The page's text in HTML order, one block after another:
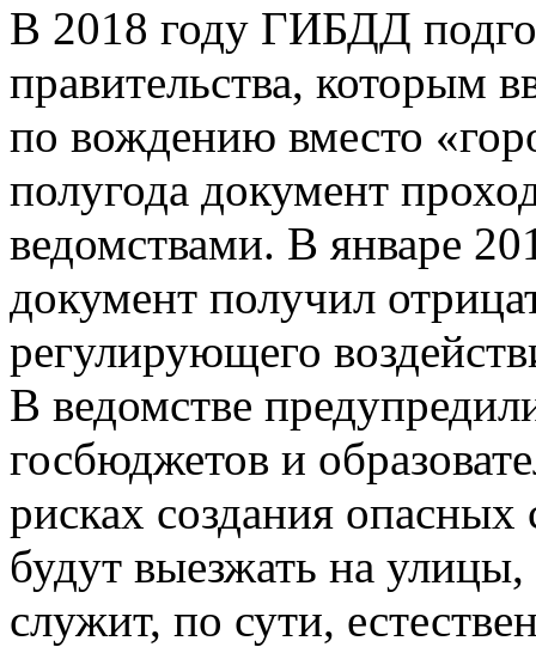
В 2018 году ГИБДД
правительства, которым
по вождению вместо
полугода документ
ведомствами. В январе
документ получил
регулирующего
В ведомстве
госбюджетов и
рисках создания
будут выезжать на
служит, по сути,